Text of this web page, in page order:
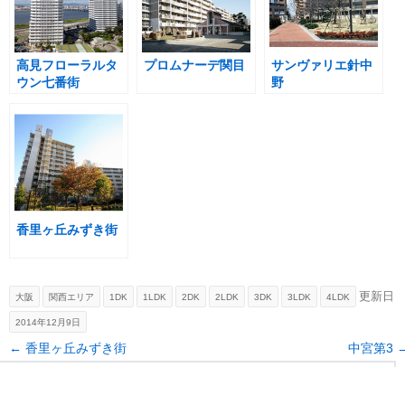
高見フローラルタ
ウン七番街
プロムナーデ関目
サンヴァリエ針中
野
香里ヶ丘みずき街
大阪 関西エリア 1DK 1LDK 2DK 2LDK 3DK 3LDK 4LDK 更新日
2014年12月9日
Post navigation
← 香里ヶ丘みずき街 中宮第3